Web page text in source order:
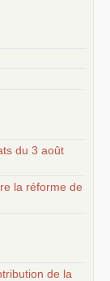
du 3 août
la réforme de
de la